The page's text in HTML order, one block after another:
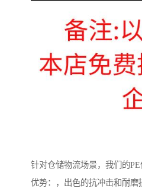
针对仓储物流场景，我们的
优势：，出色的抗冲击和耐